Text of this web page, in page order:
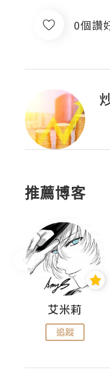
0個讚
推薦博客
艾米莉
追蹤